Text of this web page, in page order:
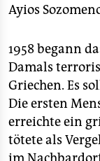
Ayios
1958 begann
Damals
Griechen. Es
Die ersten
erreichte ein
tötete als